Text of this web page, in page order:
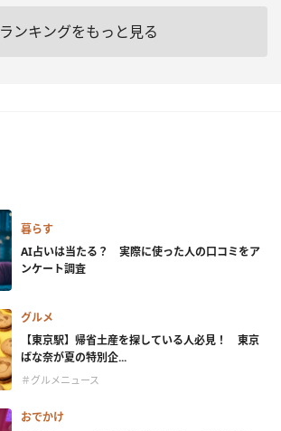
ランキングをもっと見る
暮らす
AI占いは当たる？ 実際に使った人の口コミをア
ンケート調査
グルメ
【東京駅】帰省土産を探している人必見！ 東京
ばな奈が夏の特別企...
＃グルメニュース
おでかけ